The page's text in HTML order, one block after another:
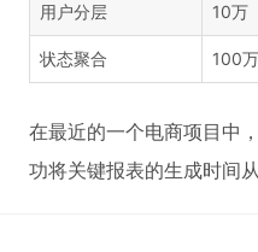
用户分层 10万
状态聚合 100万
在最近的一个电商项目中
功将关键报表的生成时间